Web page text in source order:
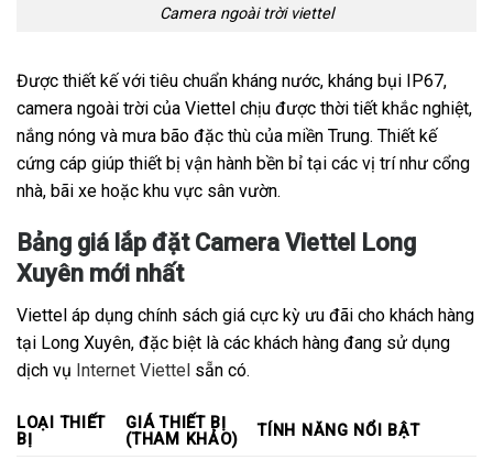
Camera ngoài trời viettel
Được thiết kế với tiêu chuẩn kháng nước, kháng bụi IP67,
camera ngoài trời của Viettel chịu được thời tiết khắc nghiệt,
nắng nóng và mưa bão đặc thù của miền Trung. Thiết kế
cứng cáp giúp thiết bị vận hành bền bỉ tại các vị trí như cổng
nhà, bãi xe hoặc khu vực sân vườn.
Bảng giá lắp đặt Camera Viettel Long
Xuyên mới nhất
Viettel áp dụng chính sách giá cực kỳ ưu đãi cho khách hàng
tại Long Xuyên, đặc biệt là các khách hàng đang sử dụng
dịch vụ Internet Viettel sẵn có.
LOẠI THIẾT
BỊ
GIÁ THIẾT BỊ
(THAM KHẢO)
TÍNH NĂNG NỔI BẬT